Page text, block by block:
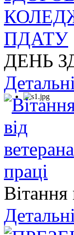
ДЕНЬ
Вітання